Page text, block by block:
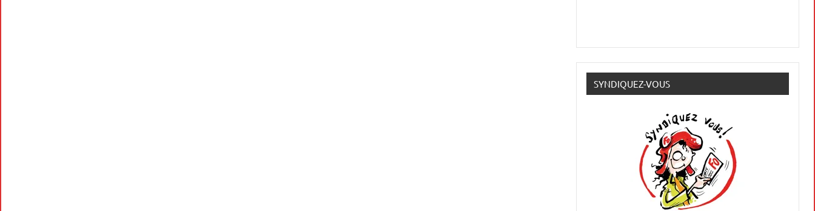
SYNDIQUEZ-VOUS